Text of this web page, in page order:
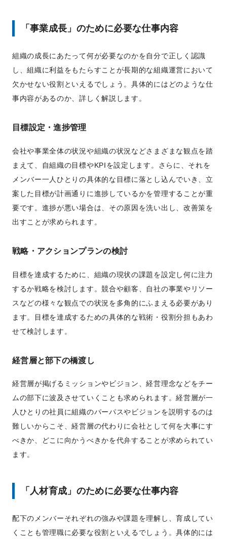
「事業成長」のために必要な仕事内容
組織の成長にあたって何が必要なのかを自分で正しく認識
し、組織に利益をもたらすことが長期的な組織運営において
欠かせない役割といえるでしょう。具体的にはどのような仕
事内容があるのか、詳しく解説します。
目標設定・進捗管理
会社や事業全体の状況や組織の状況などさまざまな観点を踏
まえて、自組織の目標やKPIを設定します。さらに、それを
メンバー一人ひとりの具体的な目標に落とし込んでいき、立
案した目標が計画通りに進捗しているかを管理することが重
要です。進捗が悪い場合は、その原因を洗い出し、改善策を
出すことが求められます。
戦略・アクションプランの検討
目標を達成するために、組織の現状の課題を設定し何に注力
するか戦略を検討します。競合や顧客、自社の事業やリソー
スなどの様々な観点での状況を多角的にふまえる必要があり
ます。目標を達成するための具体的な戦術・役割分担もあわ
せて検討します。
経営層と部下の橋渡し
経営層が掲げるミッションやビジョン、経営理念などをチー
ムの部下に波及させていくことも求められます。経営層が一
人ひとりの社員に組織のパーパスやビジョンを説明するのは
難しいからこそ、経営層の代わりに会社として何を大事にす
べきか、どこに向かうべきかを代弁することが求められてい
ます。
「人材育成」のために必要な仕事内容
配下のメンバーそれぞれの強みや課題を理解し、育成してい
くことも管理職に必要な役割といえるでしょう。具体的には